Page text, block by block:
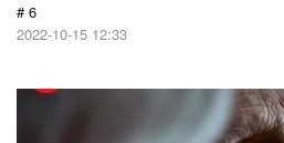
# 6
2022-10-15 12:33